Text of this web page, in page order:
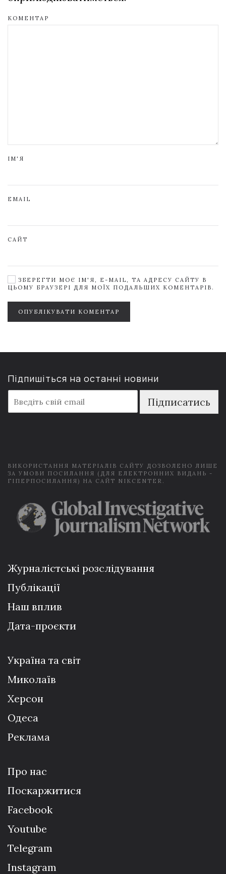
КОМЕНТАР
ІМ'Я
EMAIL
САЙТ
ЗБЕРЕГТИ МОЄ ІМ'Я, E-MAIL, ТА АДРЕСУ САЙТУ В
ЦЬОМУ БРАУЗЕРІ ДЛЯ МОЇХ ПОДАЛЬШИХ КОМЕНТАРІВ.
ОПУБЛІКУВАТИ КОМЕНТАР
Підпишіться на останні новини
m
a
Підписатись
ВИКОРИСТАННЯ МАТЕРІАЛІВ САЙТУ ДОЗВОЛЕНО ЛИШЕ
ЗА УМОВИ ПОСИЛАННЯ (ДЛЯ ЕЛЕКТРОННИХ ВИДАНЬ -
ГІПЕРПОСИЛАННЯ) НА САЙТ NIKCENTER.
Журналістські розслідування
Публікації
Наш вплив
Дата-проєкти
Україна та світ
Миколаїв
Херсон
Одеса
Реклама
Про нас
Поскаржитися
Facebook
Youtube
Telegram
Instagram